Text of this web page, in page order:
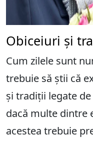
Obiceiuri și
Cum zilele sunt
trebuie să știi că
și tradiții legate
dacă multe dintre
acestea trebuie